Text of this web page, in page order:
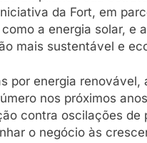
da Fort, em
a energia solar, e
mais sustentável e
por energia
nos próximos
contra oscilações de
o negócio às